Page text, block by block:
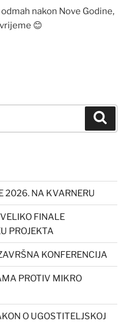
nakon Nove Godine,
😊
2026. NA KVARNERU
FINALE
PROJEKTA
KONFERENCIJA
PROTIV MIKRO
O UGOSTITELJSKOJ